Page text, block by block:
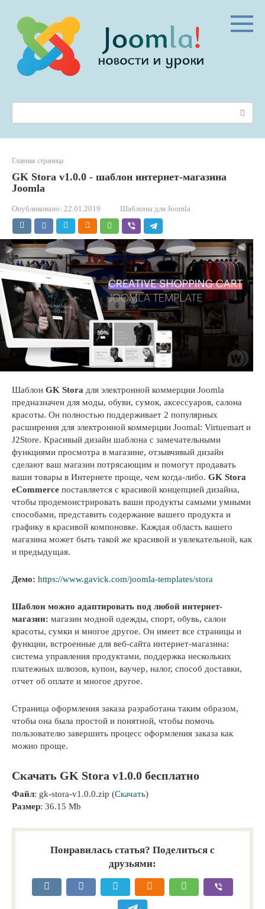
контенту
Главная страница
GK Stora v1.0.0 - шаблон интернет-магазина
Joomla
Опубликовано: 22.01.2019 Шаблоны для Joomla
Шаблон GK Stora для электронной коммерции Joomla
предназначен для моды, обуви, сумок, аксессуаров, салона
красоты. Он полностью поддерживает 2 популярных
расширения для электронной коммерции Joomal: Virtuemart и
J2Store. Красивый дизайн шаблона с замечательными
функциями просмотра в магазине, отзывчивый дизайн
сделают ваш магазин потрясающим и помогут продавать
ваши товары в Интернете проще, чем когда-либо. GK Stora
eCommerce поставляется с красивой концепцией дизайна,
чтобы продемонстрировать ваши продукты самыми умными
способами, представить содержание вашего продукта и
графику в красивой компоновке. Каждая область вашего
магазина может быть такой же красивой и увлекательной, как
и предыдущая.
Демо: https://www.gavick.com/joomla-templates/stora
Шаблон можно адаптировать под любой интернет-
магазин: магазин модной одежды, спорт, обувь, салон
красоты, сумки и многое другое. Он имеет все страницы и
функции, встроенные для веб-сайта интернет-магазина:
система управления продуктами, поддержка нескольких
платежных шлюзов, купон, ваучер, налог, способ доставки,
отчет об оплате и многое другое.
Страница оформления заказа разработана таким образом,
чтобы она была простой и понятной, чтобы помочь
пользователю завершить процесс оформления заказа как
можно проще.
Скачать GK Stora v1.0.0 бесплатно
Файл: gk-stora-v1.0.0.zip (Скачать)
Размер: 36.15 Mb
Понравилась статья? Поделиться с
друзьями: